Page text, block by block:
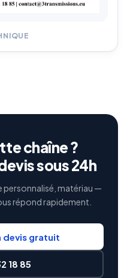
chaîne ?
sous 24h
personnalisé, matériau —
répond rapidement.
devis gratuit
18 85